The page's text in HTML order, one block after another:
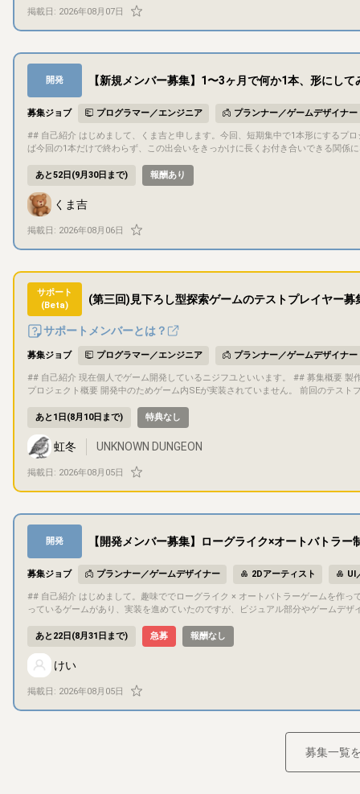
リティアップにご助力いただきたいです。 ## ゲーム内容 開発状況やプレイ映像は公式X(旧Twitter)やYoutube、クラウドファンディングページからご確認いただ
けます。 ▫️X https://x.com/8ave_official ▫️YouTube https://www.youtube.com/playlist?list=PLcVI45ypnZ3c ▫️クラウドファンディング https://camp-fire.jp/proj
ects/950910/view ## 担当いただきたい作業 - ゲーム内のUI（楽曲選択画面、インゲーム画面、リザルト画面など）のデザイン作成・改修 - ユーザーの導線や体験
掲載日: 2026年08月07日
開発 【新規メンバー募集】1〜3ヶ月で何か1本、形にして
募集ジョブ プログラマー／エンジニア プランナー／ゲームデザイナー
## 自己紹介 はじめまして、くま吉と申します。今回、短期集中で1本形にするプロジェクトを立ち上げようと思い、一緒に作ってくれる方を探しています。できれ
ば今回の1本だけで終わらず、この出会いをきっかけに長くお付き合いできる関係に
プロジェクト期間中（1〜3ヶ月程度）継続してお付き合いいただける方を想定し
緒に考えられる方にはおすすめです - 今回の条件にぴったり合わなくても、気にな
プロジェクト概要 - タイトル：未定 - ジャンル：未定（応募者の得意分野に合わ
画白紙の段階（応募後、早い段階で一緒に固めていきます） - 「ゲーム」として
ど）でも構いません ## 目的・目標 遊びごたえがあり、ちゃんと売れるところまで仕上げることを目標にしています。完成後の販売先は制作物に応じて話し合って
決める予定です（ゲームならSteam、ゲーム以外なら他の販売サイトなど）。完
バー間の共同著作物として扱う予定です（持分や具体的な取り扱いは、参加が決
れ以外の得意分野をお持ちの方はもちろん、被っていても構いません。 - シナリオライター - プランナー/デバッガー - AIを使った画像生成（画像編集はできます） -
AIを使ったプログラミング、作曲、合成音声など ## コミュニケーション方法 基本的にDiscordでコミュニケーションを行います ドキュメントや進捗管理にはNoti
onを利用します 少しでも気になったら、お気軽にメッセージください。今回の条件にぴったり合わなくても大丈夫です。話してみたら意外と何か一緒にできるかも
しれないので、雑談ベースでも遠慮なくどうぞ。 最後まで読んでくれてありがと
あと52日(9月30日まで) 報酬あり
くま吉
掲載日: 2026年08月06日
サポート
(Beta)
(第三回)見下ろし型探索ゲームのテストプレイヤー募
サポートメンバーとは？
募集ジョブ プログラマー／エンジニア プランナー／ゲームデザイナー
## 自己紹介 現在個人でゲーム開発しているニジフユといいます。 ## 募集概要 製作中のゲームをゲームクリアまでプレイしてくださる方を募集しています。 ##
プロジェクト概要 開発中のためゲーム内SEが実装されていません。 前回のテストプレイからの変更点は以下の通りです。 ・BGMを追加しました。 ・ゲームのク
ごとのマップを固定化しました。 ・クリア評価を追加しました ・プレイヤーの初期体力と所持アイテムの所持数を変更しました。 ・近接攻撃の攻撃範囲を広くし
ました。 ・ライトの効果を明るくしました。 ・ライトの制限時間を短くしまし
た。 ・プレイヤーの移動速度を遅くしました。 ・マップの大きさを狭くしました。 ・敵や宝箱の配置を大きく変更しました。 ・隠しギミックを追加しました。 ・
敵のダメージ量と移動速度を変更しました。 ・ボスエネミーのダメージを変更しました ## 目的・目標 最終目標 steamでの販売。 今回のテストプレイ目
難易度調整。 ## ゲーム内容 攻略情報のないダンジョンを木の棒と魔法弾を駆使して攻略しましょう。 初期アイテムは回復アイテム3つだけですが、襲ってくる敵
を慎重に倒し先を目指しましょう。 ## サポート要望 グ―グルフォームに以下のことを入力していただきます。 ・クリアタイム ・クリア時の体力 ・挑戦回数 ## コ
ミュニケーション方法 こちらのサイトのチャット欄を活用させていただきます
あと1日(8月10日まで) 特典なし
虹冬 UNKNOWN DUNGEON
掲載日: 2026年08月05日
開発 【開発メンバー募集】ローグライク×オートバトラ
募集ジョブ プランナー／ゲームデザイナー 2Dアーティスト UI
## 自己紹介 はじめまして。趣味ででローグライク × オートバトラーゲームを作っている「けい」です。 普段はゲーム会社でエンジニアをやっています。 趣味で作
っているゲームがあり、実装を進めていたのですが、ビジュアル部分やゲームデ
ot (mono) / C# プラットフォーム：PC / Mobile 添付した画像の中に「バトル中
業 行っていただきたい作業は下記のような作業になります。 ・2Dアーティスト作業全般 ・ゲームデザイナー業務（ゲームの企画、基本仕様、システム仕様の決定
） すべてを一人で担っていただく前提ではありません。 下記のうち、興味のある部分がありましたらCAMPのメッセージ機能から是非ご応募ください。 ※ローグラ
イク、TFTといったオートチェスやオートバトラー等が好きな方を歓迎しています。 ・【2Dアーティスト】キャラクター：ドットキャラクターのスプライトと
メーション追加 ・【2Dアーティスト】アイコン：アイテム等のインゲーム部分
部分 ・【2Dアーティスト】エフェクト（VFX） バトル時のエフェクト作成 ・【ゲーム
。 ## 応募方法 クリエイターズキャンプの応募機能から、是非ご応募ください。
あと22日(8月31日まで) 急募 報酬なし
けい
掲載日: 2026年08月05日
募集一覧